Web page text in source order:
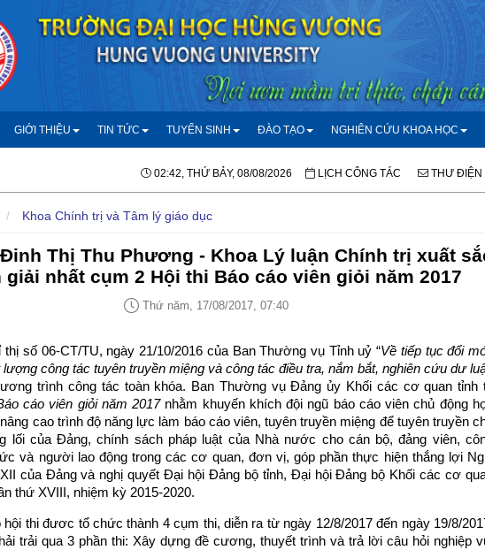
GIỚI THIỆU TIN TỨC TUYỂN SINH ĐÀO TẠO NGHIÊN CỨU KHOA HỌC
02:42, THỨ BẢY, 08/08/2026 LỊCH CÔNG TÁC THƯ ĐIỆN
/ Khoa Chính trị và Tâm lý giáo dục
Đinh Thị Thu Phương - Khoa Lý luận Chính trị xuất
giải nhất cụm 2 Hội thi Báo cáo viên giỏi năm 2017
Thứ năm, 17/08/2017, 07:40
số 06-CT/TU, ngày 21/10/2016 của Ban Thường vụ Tỉnh uỷ “Về tiếp tục đổi
lượng công tác tuyên truyền miệng và công tác điều tra, nắm bắt, nghiên cứu dư
trình công tác toàn khóa. Ban Thường vụ Đảng ủy Khối các cơ quan tỉnh
cáo viên giỏi năm 2017nhằm khuyến khích đội ngũ báo cáo viên chủ động
cao trình độ năng lực làm báo cáo viên, tuyên truyền miệng để tuyên truyền
lối của Đảng, chính sách pháp luật của Nhà nước cho cán bộ, đảng viên,
và người lao động trong các cơ quan, đơn vị, góp phần thực hiện thắng lợi
của Đảng và nghị quyết Đại hội Đảng bộ tỉnh, Đại hội Đảng bộ Khối các cơ
thứ XVIII, nhiệm kỳ 2015-2020.
thi đươc tổ chức thành 4 cụm thi, diễn ra từ ngày 12/8/2017 đến ngày 19/8/
trải qua 3 phần thi: Xây dựng đề cương, thuyết trình và trả lời câu hỏi nghiệp